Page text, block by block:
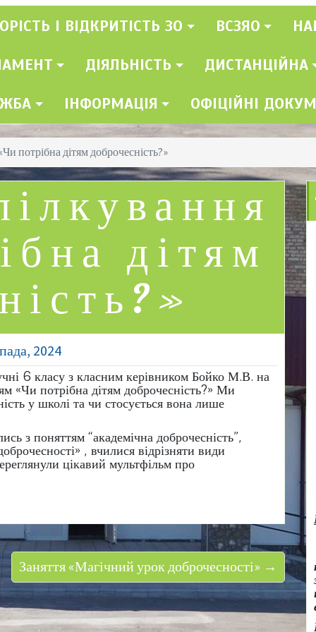
І ВІДКРИТІСТЬ ЗО ВСЗЯО
ДІЯЛЬНІСТЬ ДИСТАНЦІЙНА
ІНФОРМАЦІЯ ОФІЦІЙНІ
потрібна дітям доброчесність?»
дітям
2024
6 класу з класним керівником Бойко М.В. на
«Чи потрібна дітям доброчесність?» Ми
у школі та чи стосується вона лише
з поняттям “академічна доброчесність”,
, вчилися відрізняти види
цікавий мультфільм про
Заняття «Магічний урок доброчесності» →